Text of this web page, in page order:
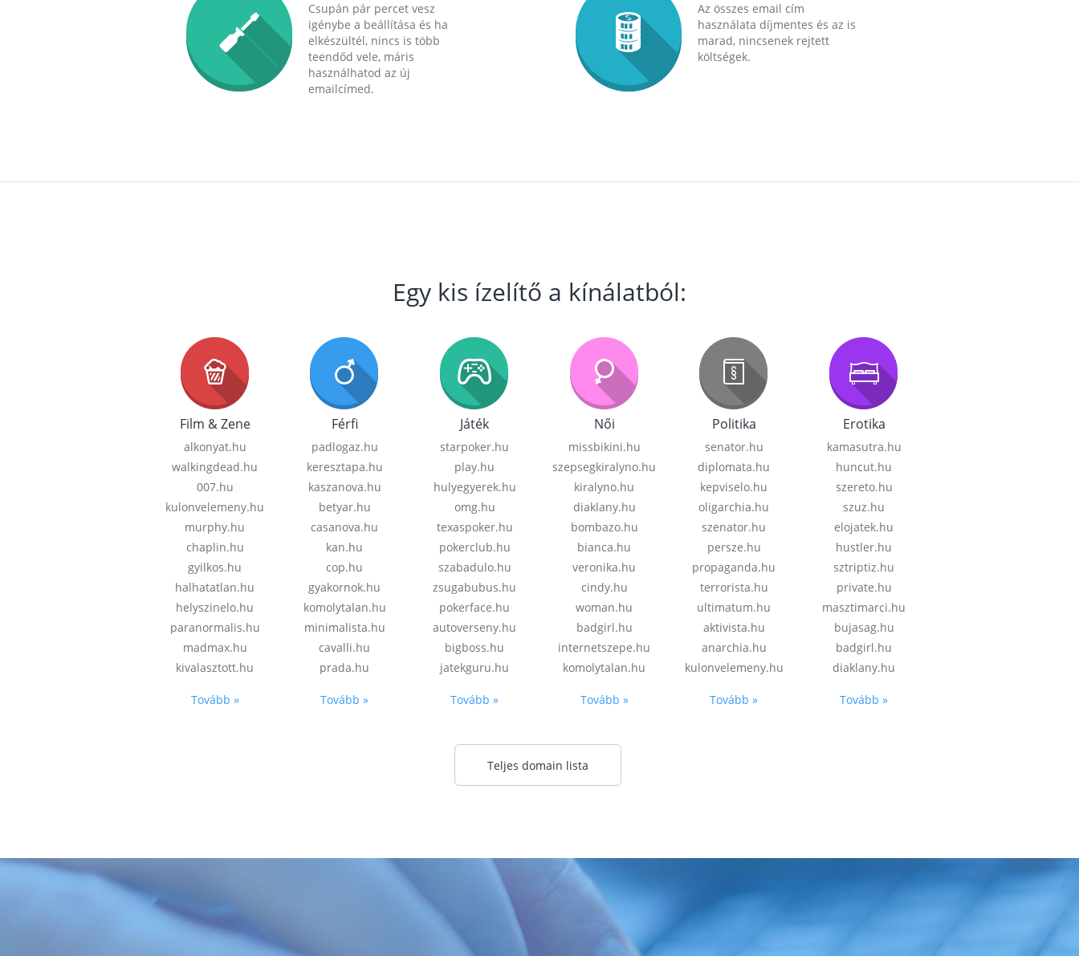
Csupán pár percet vesz
igénybe a beállítása és ha
elkészültél, nincs is több
teendőd vele, máris
használhatod az új
emailcímed.
Az összes email cím
használata díjmentes és az is
marad, nincsenek rejtett
költségek.
Egy kis ízelítő a kínálatból:
Film & Zene
alkonyat.hu
walkingdead.hu
007.hu
kulonvelemeny.hu
murphy.hu
chaplin.hu
gyilkos.hu
halhatatlan.hu
helyszinelo.hu
paranormalis.hu
madmax.hu
kivalasztott.hu
Tovább »
Férfi
padlogaz.hu
keresztapa.hu
kaszanova.hu
betyar.hu
casanova.hu
kan.hu
cop.hu
gyakornok.hu
komolytalan.hu
minimalista.hu
cavalli.hu
prada.hu
Tovább »
Játék
starpoker.hu
play.hu
hulyegyerek.hu
omg.hu
texaspoker.hu
pokerclub.hu
szabadulo.hu
zsugabubus.hu
pokerface.hu
autoverseny.hu
bigboss.hu
jatekguru.hu
Tovább »
Női
missbikini.hu
szepsegkiralyno.hu
kiralyno.hu
diaklany.hu
bombazo.hu
bianca.hu
veronika.hu
cindy.hu
woman.hu
badgirl.hu
internetszepe.hu
komolytalan.hu
Tovább »
Politika
senator.hu
diplomata.hu
kepviselo.hu
oligarchia.hu
szenator.hu
persze.hu
propaganda.hu
terrorista.hu
ultimatum.hu
aktivista.hu
anarchia.hu
kulonvelemeny.hu
Tovább »
Erotika
kamasutra.hu
huncut.hu
szereto.hu
szuz.hu
elojatek.hu
hustler.hu
sztriptiz.hu
private.hu
masztimarci.hu
bujasag.hu
badgirl.hu
diaklany.hu
Tovább »
Teljes domain lista